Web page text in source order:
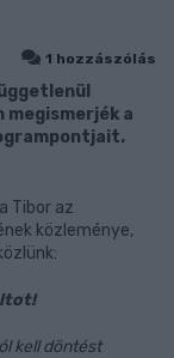
1 hozzászólás
megismerjék a
Tibor az
közleménye,
kell döntést